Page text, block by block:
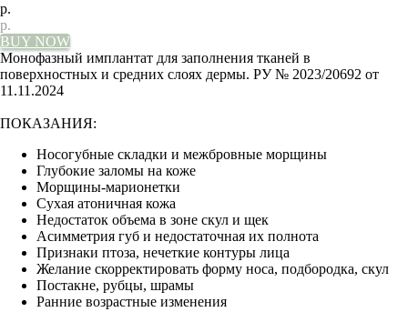
р.
р.
BUY NOW
Монофазный имплантат для заполнения тканей в
поверхностных и средних слоях дермы. РУ № 2023/20692 от
11.11.2024
ПОКАЗАНИЯ:
Носогубные складки и межбровные морщины
Глубокие заломы на коже
Морщины-марионетки
Сухая атоничная кожа
Недостаток объема в зоне скул и щек
Асимметрия губ и недостаточная их полнота
Признаки птоза, нечеткие контуры лица
Желание скорректировать форму носа, подбородка, скул
Постакне, рубцы, шрамы
Ранние возрастные изменения